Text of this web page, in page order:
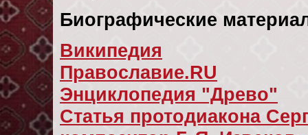
Биографические
Википедия
Православие.RU
Энциклопедия "Древо"
Cтатья протодиакона